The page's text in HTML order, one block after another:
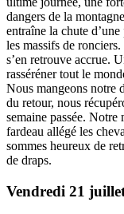
dangers de la
entraîne la chute
les massifs de
s’en retrouve accrue.
rasséréner tout le
Nous mangeons notre
du retour, nous
semaine passée.
fardeau allégé les
sommes heureux de
de draps.
Vendredi 21